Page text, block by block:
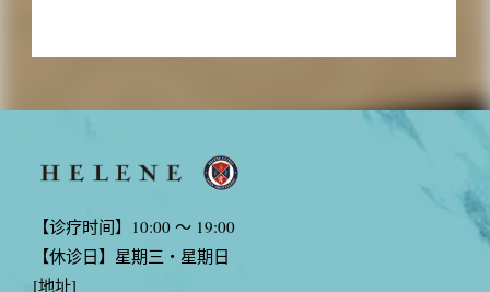
【诊疗时间】10:00 〜 19:00
【休诊日】星期三・星期日
[地址]